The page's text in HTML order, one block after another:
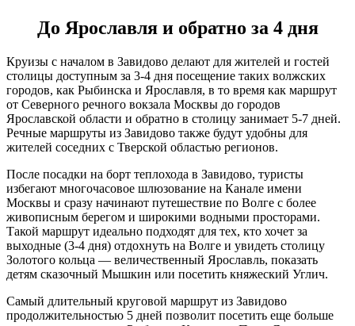
До Ярославля и обратно за 4 дня
Круизы с началом в Завидово делают для жителей и гостей
столицы доступным за 3-4 дня посещение таких волжских
городов, как Рыбинска и Ярославля, в то время как маршрут
от Северного речного вокзала Москвы до городов
Ярославской области и обратно в столицу занимает 5-7 дней.
Речные маршруты из Завидово также будут удобны для
жителей соседних с Тверской областью регионов.
После посадки на борт теплохода в Завидово, туристы
избегают многочасовое шлюзование на Канале имени
Москвы и сразу начинают путешествие по Волге с более
живописным берегом и широкими водными просторами.
Такой маршрут идеально подходят для тех, кто хочет за
выходные (3-4 дня) отдохнуть на Волге и увидеть столицу
Золотого кольца — величественный Ярославль, показать
детям сказочный Мышкин или посетить княжеский Углич.
Самый длительный круговой маршрут из Завидово
продолжительностью 5 дней позволит посетить еще больше